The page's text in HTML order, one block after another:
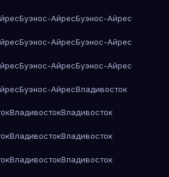
Буэнос-АйресБуэнос-Айрес
Буэнос-АйресБуэнос-Айрес
Буэнос-АйресБуэнос-Айрес
Буэнос-АйресВладивосток
ВладивостокВладивосток
ВладивостокВладивосток
ВладивостокВладивосток